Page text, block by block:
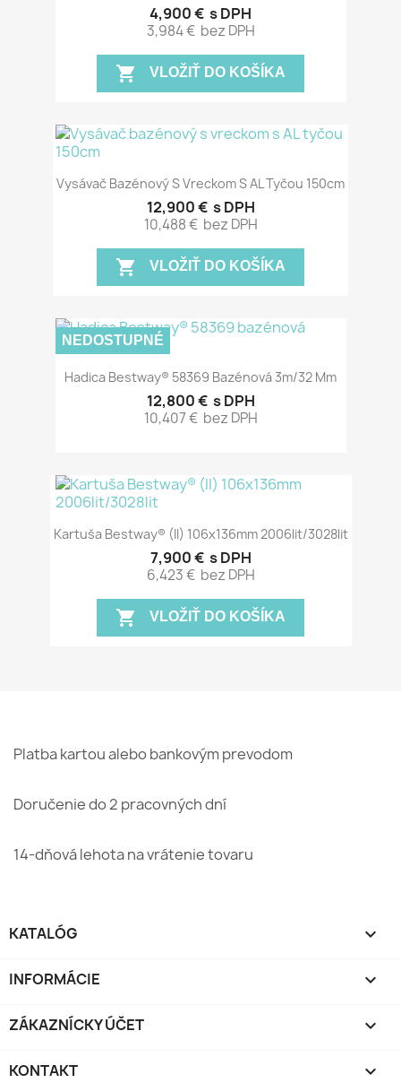
4,900 € s DPH
3,984 € bez DPH
shopping_cart VLOŽIŤ DO KOŠÍKA
Vysávač Bazénový S Vreckom S AL Tyčou 150cm
12,900 € s DPH
10,488 € bez DPH
shopping_cart VLOŽIŤ DO KOŠÍKA
Hadica Bestway® 58369 Bazénová 3m/32 Mm
12,800 € s DPH
10,407 € bez DPH
NEDOSTUPNÉ
Kartuša Bestway® (II) 106x136mm 2006lit/3028lit
7,900 € s DPH
6,423 € bez DPH
shopping_cart VLOŽIŤ DO KOŠÍKA
Platba kartou alebo bankovým prevodom
Doručenie do 2 pracovných dní
14-dňová lehota na vrátenie tovaru
KATALÓG 
INFORMÁCIE 
ZÁKAZNÍCKY ÚČET 
KONTAKT 